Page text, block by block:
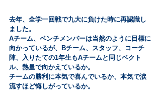
去年、全学一回戦で九大に負けた時に再認識し
ました。
Aチーム、ベンチメンバーは当然のように目標に
向かっているが、Bチーム、スタッフ、コーチ
陣、入りたての1年生もAチームと同じベクト
ル、熱量で向かえているか。
チームの勝利に本気で喜んでいるか、本気で涙
流すほど悔しがっているか。